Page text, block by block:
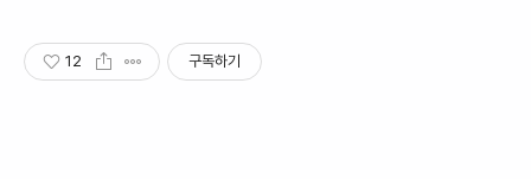
12 구독하기